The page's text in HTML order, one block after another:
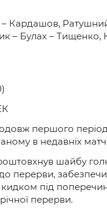
Кардашов,
– Булах – Тищенко,
першого
в недавніх
шайбу
перерви,
під
перерви.